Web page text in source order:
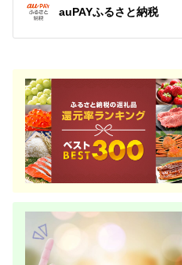
出典：ふるさとチョイ
kochi黒潮カントリー
クラブ ご利用券
寄付金額:10,000
出典：ふるなび
こぶしゴルフ倶楽部
[AVAO003]ゴルフ場
寄付金額: 30,000 円
auPAYふるさと納税